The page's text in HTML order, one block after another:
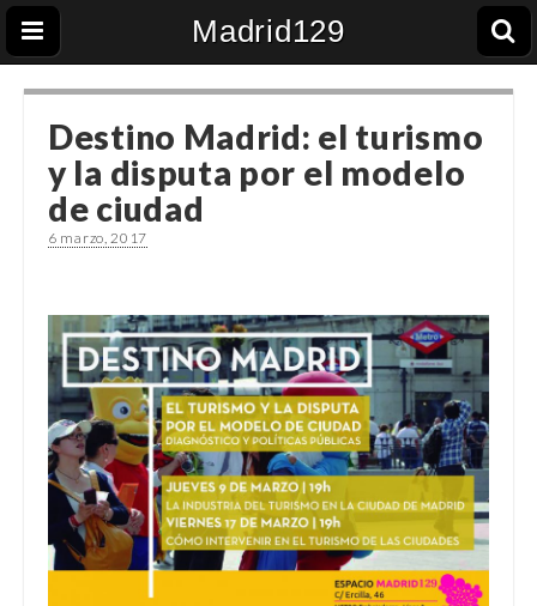
Madrid129
Destino Madrid: el turismo
y la disputa por el modelo
de ciudad
6 marzo, 2017